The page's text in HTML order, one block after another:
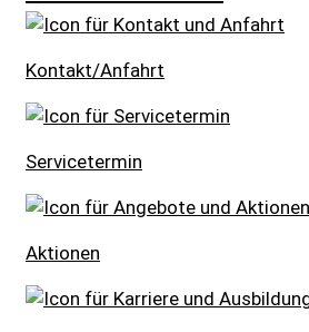
Kontakt/Anfahrt
Servicetermin
Aktionen